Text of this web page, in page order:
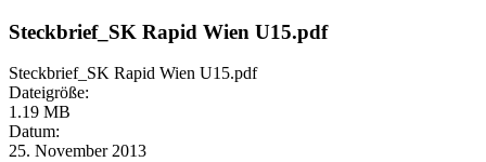
Steckbrief_SK Rapid Wien U15.pdf
Steckbrief_SK Rapid Wien U15.pdf
Dateigröße:
1.19 MB
Datum:
25. November 2013